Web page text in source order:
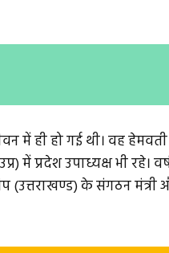
में ही हो गई थी। वह
में प्रदेश उपाध्यक्ष भी रहे।
के संगठन मंत्री और